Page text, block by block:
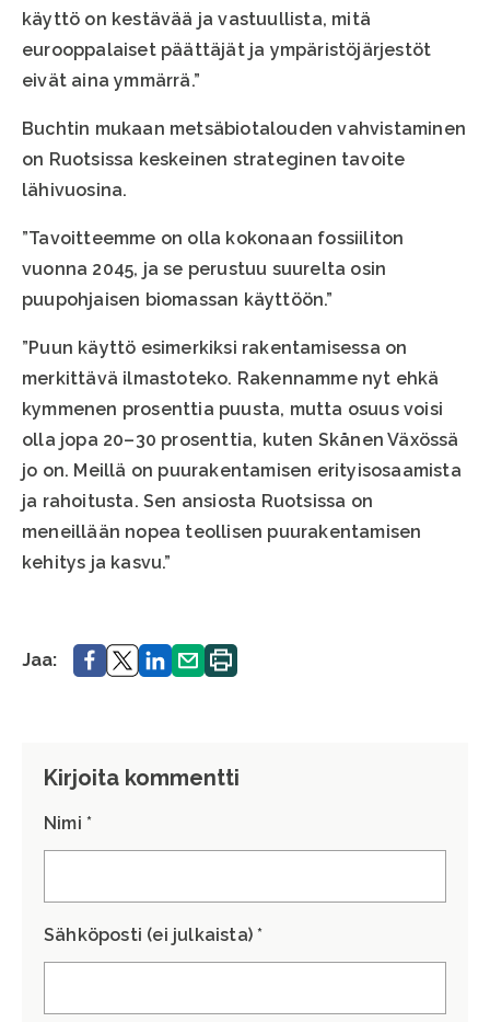
käyttö on kestävää ja vastuullista, mitä
eurooppalaiset päättäjät ja ympäristöjärjestöt
eivät aina ymmärrä.”
Buchtin mukaan metsäbiotalouden vahvistaminen
on Ruotsissa keskeinen strateginen tavoite
lähivuosina.
”Tavoitteemme on olla kokonaan fossiiliton
vuonna 2045, ja se perustuu suurelta osin
puupohjaisen biomassan käyttöön.”
”Puun käyttö esimerkiksi rakentamisessa on
merkittävä ilmastoteko. Rakennamme nyt ehkä
kymmenen prosenttia puusta, mutta osuus voisi
olla jopa 20–30 prosenttia, kuten Skånen Växössä
jo on. Meillä on puurakentamisen erityisosaamista
ja rahoitusta. Sen ansiosta Ruotsissa on
meneillään nopea teollisen puurakentamisen
kehitys ja kasvu.”
Jaa: Jaa. Jaa.Jaa. Jaa. Tulosta
sivu.
Kirjoita kommentti
Nimi *
Sähköposti (ei julkaista) *